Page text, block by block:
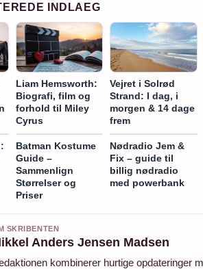
INDLAEG
Liam Hemsworth:
Biografi, film og
forhold til Miley
Cyrus
Vejret i Solrød
Strand: I dag, i
morgen & 14 dage
frem
Batman Kostume
Guide –
Sammenlign
Størrelser og
Priser
Nødradio Jem &
Fix – guide til
billig nødradio
med powerbank
SKRIBENTEN
Anders Jensen Madsen
kombinerer hurtige opdateringer